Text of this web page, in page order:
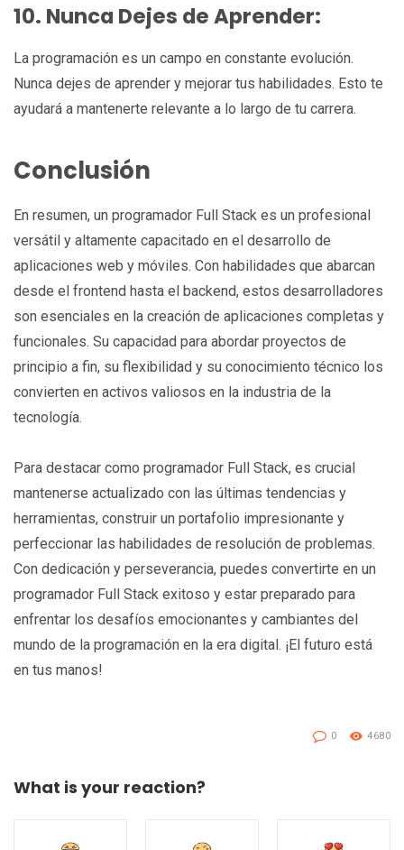
10. Nunca Dejes de Aprender:
La programación es un campo en constante evolución.
Nunca dejes de aprender y mejorar tus habilidades. Esto te
ayudará a mantenerte relevante a lo largo de tu carrera.
Conclusión
En resumen, un programador Full Stack es un profesional
versátil y altamente capacitado en el desarrollo de
aplicaciones web y móviles. Con habilidades que abarcan
desde el frontend hasta el backend, estos desarrolladores
son esenciales en la creación de aplicaciones completas y
funcionales. Su capacidad para abordar proyectos de
principio a fin, su flexibilidad y su conocimiento técnico los
convierten en activos valiosos en la industria de la
tecnología.
Para destacar como programador Full Stack, es crucial
mantenerse actualizado con las últimas tendencias y
herramientas, construir un portafolio impresionante y
perfeccionar las habilidades de resolución de problemas.
Con dedicación y perseverancia, puedes convertirte en un
programador Full Stack exitoso y estar preparado para
enfrentar los desafíos emocionantes y cambiantes del
mundo de la programación en la era digital. ¡El futuro está
en tus manos!
0 4680
What is your reaction?